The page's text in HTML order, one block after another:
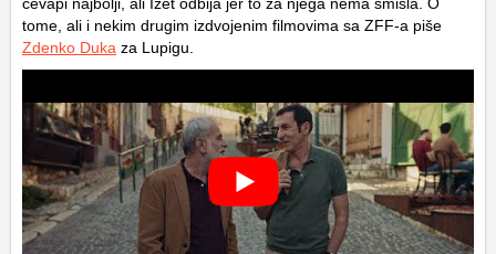
tome, ali i nekim drugim izdvojenim filmovima sa ZFF-a piše
Zdenko Duka za Lupigu.